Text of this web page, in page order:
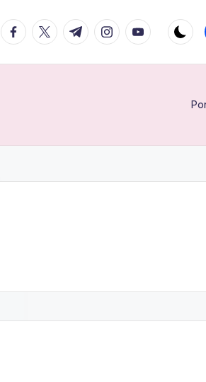
facebook.com
twitter.com
t.me instagram.com
youtube.com